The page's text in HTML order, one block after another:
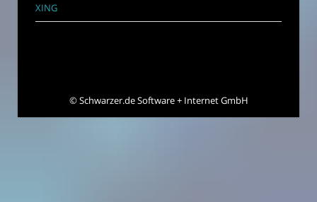
XING
©Schwarzer.de Software + Internet GmbH